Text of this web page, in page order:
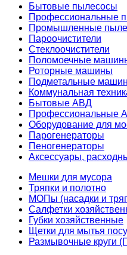
Бытовые пылесосы
Профессиональные
Промышленные
Пароочистители
Стеклоочистители
Поломоечные
Роторные машины
Подметальные
Коммунальная
Бытовые АВД
Профессиональные
Оборудование для
Парогенераторы
Пеногенераторы
Аксессуары,
Мешки для мусора
Тряпки и полотно
МОПы (насадки и
Салфетки
Губки хозяйственные
Щетки для мытья
Размывочные круги